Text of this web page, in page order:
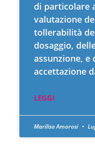
di particolare
valutazione
tollerabilità
dosaggio,
assunzione, e
accettazione
LEGGI
Marilisa Amorosi